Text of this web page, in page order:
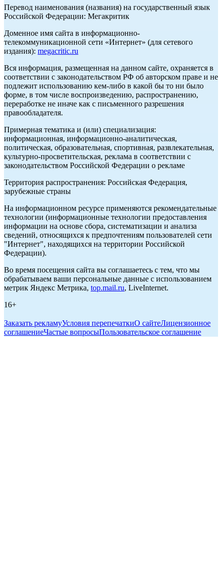
Перевод наименования (названия) на государственный язык
Российской Федерации: Мегакритик
Доменное имя сайта в информационно-
телекоммуникационной сети «Интернет» (для сетевого
издания): megacritic.ru
Вся информация, размещенная на данном сайте, охраняется в
соответствии с законодательством РФ об авторском праве и не
подлежит использованию кем-либо в какой бы то ни было
форме, в том числе воспроизведению, распространению,
переработке не иначе как с письменного разрешения
правообладателя.
Примерная тематика и (или) специализация:
информационная, информационно-аналитическая,
политическая, образовательная, спортивная, развлекательная,
культурно-просветительская, реклама в соответствии с
законодательством Российской Федерации о рекламе
Территория распространения: Российская Федерация,
зарубежные страны
На информационном ресурсе применяются рекомендательные
технологии (информационные технологии предоставления
информации на основе сбора, систематизации и анализа
сведений, относящихся к предпочтениям пользователей сети
"Интернет", находящихся на территории Российской
Федерации).
Во время посещения сайта вы соглашаетесь с тем, что мы
обрабатываем ваши персональные данные с использованием
метрик Яндекс Метрика, top.mail.ru, LiveInternet.
16+
Заказать рекламуУсловия перепечаткиО сайтеЛицензионное
соглашениеЧастые вопросыПользовательское соглашение